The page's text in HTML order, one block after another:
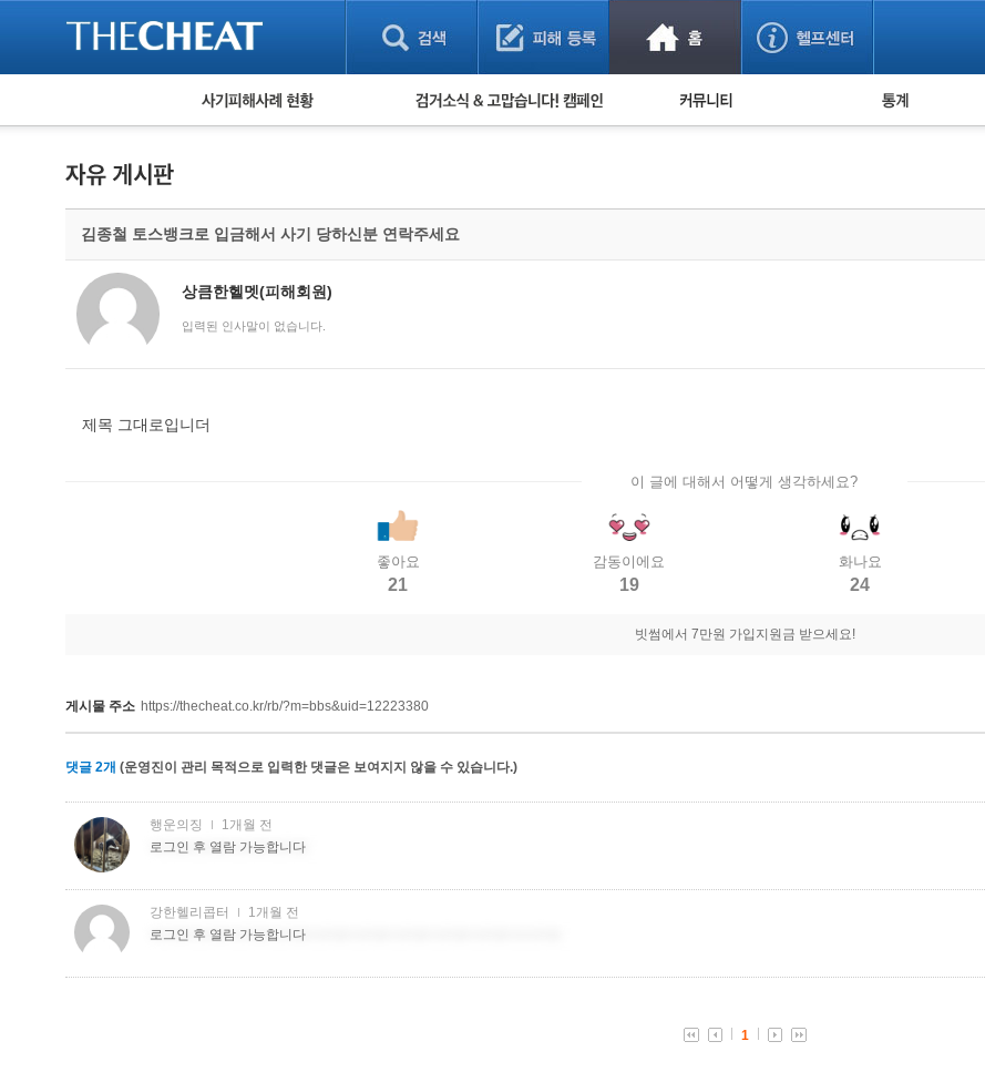
피해사례 현황
보이스피싱 피해사례
유해사이트 목록
비공개 피해사례
워킹홀리데이 피해사례
검거 소식 사기 예방했어요! 누적 피해사례 통계
김종철 토스뱅크로 입금해서 사기 당하신분 연락주세요
상큼한헬멧(피해회원)
입력된 인사말이 없습니다.
제목 그대로입니더
이 글에 대해서 어떻게 생각하세요?
좋아요
21
감동이에요
19
화나요
24
빗썸에서 7만원 가입지원금 받으세요!
게시물 주소 https://thecheat.co.kr/rb/?m=bbs&uid=12223380
댓글 2개 (운영진이 관리 목적으로 입력한 댓글은 보여지지 않을 수 있습니다.)